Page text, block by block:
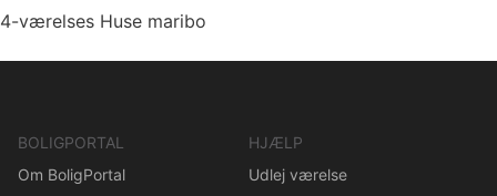
4-værelses Huse maribo
BOLIGPORTAL
Om BoligPortal
HJÆLP
Udlej værelse